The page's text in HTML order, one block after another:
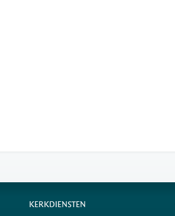
KERKDIENSTEN